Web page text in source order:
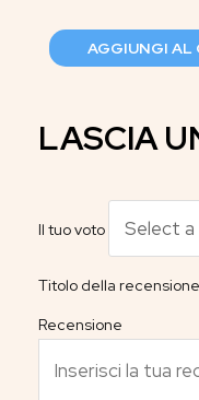
AGGIUNGI AL
LASCIA
Il tuo voto
Titolo della recensione
Recensione